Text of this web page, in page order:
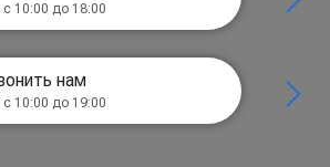
с 10:00 до 18:00
нам
с 10:00 до 19:00